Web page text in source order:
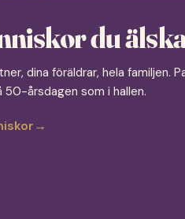
du
dina föräldrar, hela familjen.
50-årsdagen som i hallen.
→